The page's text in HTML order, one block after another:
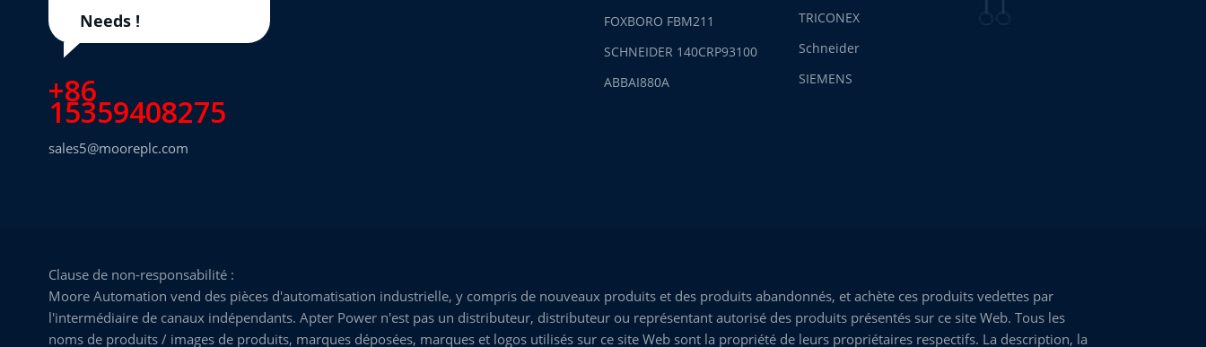
Needs !
+86
15359408275
sales5@mooreplc.com
FOXBORO FBM211
SCHNEIDER 140CRP93100
ABBAI880A
TRICONEX
Schneider
SIEMENS
Clause de non-responsabilité :
Moore Automation vend des pièces d'automatisation industrielle, y compris de nouveaux produits et des produits abandonnés, et achète ces produits vedettes par
l'intermédiaire de canaux indépendants. Apter Power n'est pas un distributeur, distributeur ou représentant autorisé des produits présentés sur ce site Web. Tous les
noms de produits / images de produits, marques déposées, marques et logos utilisés sur ce site Web sont la propriété de leurs propriétaires respectifs. La description, la